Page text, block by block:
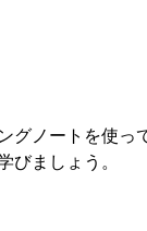
グノートを使っ
びましょう。